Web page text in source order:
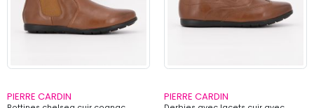
PIERRE CARDIN PIERRE CARDIN